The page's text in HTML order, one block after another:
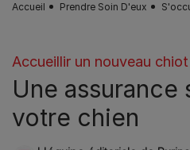
Accueil Prendre Soin D'eux
Accueillir un nouveau chiot
Une assurance
votre chien